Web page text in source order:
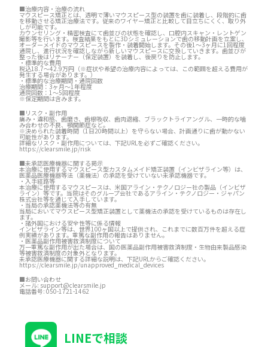
■治療内容・治療の流れ
マウスピース矯正とは、透明で薄いマウスピース型の装置を歯に装着し、段階的に歯
を移動させる矯正治療法です。従来のワイヤー矯正と比較して目立ちにくく、取り外
しが可能です。
カウンセリング・精密検査にて歯並びの状態を確認し、口腔内スキャン・レントゲン
撮影等を行います。検査結果をもとに3Dシミュレーションで歯の移動計画を立案し、
オーダーメイドのマウスピースを製作・装着開始します。その後1～3ヶ月に1回程度
通院し、進行状況を確認しながら新しいマウスピースに交換していきます。歯並びが
整った後はリテーナー（保定装置）を装着し、後戻りを防止します。
・標準的な費用
税込18.7～42.9万円（※症状や希望の治療内容によっては、この範囲を超える費用が
発生する場合があります。）
・標準的な治療期間・通院回数
治療期間：3ヶ月～1年程度
通院回数：1～5回程度
※保定期間は含みます。
■リスク・副作用
痛み・違和感、歯磨き、歯根吸収、歯肉退縮、ブラックトライアングル、一時的な噛
み合わせの不良、顎関節症など。
※決められた装着時間（1日20時間以上）を守らない場合、計画通りに歯が動かない
可能性があります。
詳細なリスク・副作用については、下記URLを必ずご確認ください。
https://clearsmile.jp/risk
■未承認医療機器に関する掲示
本治療に使用するマウスピース型カスタムメイド矯正装置（インビザライン等）は、
医薬品医療機器等法（薬機法）の承認を受けていない未承認機器です。
・入手経路等
本治療に使用するマウスピースは、米国アライン・テクノロジー社の製品（インビザ
ライン）等です。当院はそのグループ会社であるアライン・テクノロジー・ジャパン
株式会社等を通じて入手しています。
・当局の承認薬機法等の有無
当局においてマウスピース型矯正装置として薬機法の承認を受けているものは存在し
ます。
・諸外国における安全性等に係る情報
インビザライン等は、世界100ヶ国以上で提供され、これまでに数百万件を超える症
例実績があります。重篤な副作用の報告はありません。
・医薬品副作用被害救済制度について
万一重篤な副作用が出た場合は、国の医薬品副作用被害救済制度・生物由来製品感染
等被害救済制度の対象外となります。
未承認医療機器に関する詳細な説明は、下記URLからご確認ください。
https://clearsmile.jp/unapproved_medical_devices
■お問い合わせ
メール: support@clearsmile.jp
電話番号: 050-1721-1462
LINEで相談